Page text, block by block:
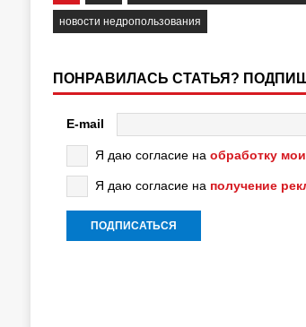
новости недропользования
ПОНРАВИЛАСЬ СТАТЬЯ?
E-mail
Я даю согласие на обработку
Я даю согласие на получение